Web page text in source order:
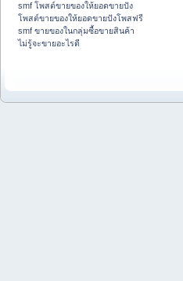
smf โพสต์ขายของให้ยอดขายปัง
โพสต์ขายของให้ยอดขายปังโพสฟรี
smf ขายของในกลุ่มซื้อขายสินค้า
ไม่รู้จะขายอะไรดี